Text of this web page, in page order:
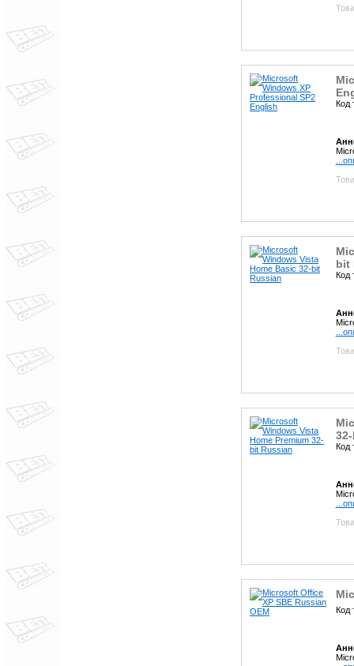
Код
bit
Код
Код
Код